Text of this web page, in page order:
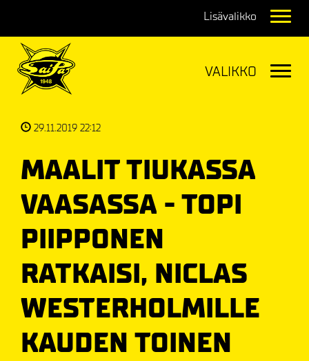
29.11.2019 22:12
MAALIT TIUKASSA
VAASASSA - TOPI
PIIPPONEN
RATKAISI, NICLAS
WESTERHOLMILLE
KAUDEN TOINEN